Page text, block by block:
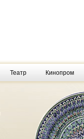
Театр Кинопром